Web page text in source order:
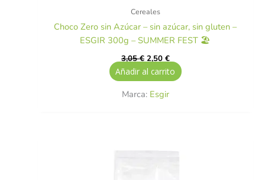
Cereales
Choco Zero sin Azúcar – sin azúcar, sin gluten –
ESGIR 300g – SUMMER FEST 🏖️
3,05€ 2,50 €
Añadir al carrito
Marca: Esgir